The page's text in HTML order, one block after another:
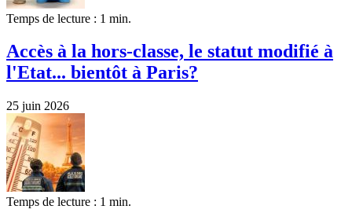
Temps de lecture : 1 min.
Accès à la hors-classe, le statut modifié à
l'Etat... bientôt à Paris?
25 juin 2026
Temps de lecture : 1 min.